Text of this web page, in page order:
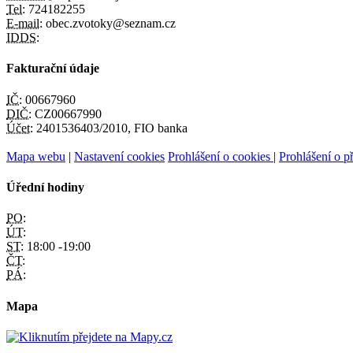
Tel: 724182255
E-mail: obec.zvotoky@seznam.cz
IDDS:
Fakturační údaje
IČ: 00667960
DIČ: CZ00667990
Účet: 2401536403/2010, FIO banka
Mapa webu | Nastavení cookies Prohlášení o cookies | Prohlášení o
Úřední hodiny
PO:
ÚT:
ST: 18:00 -19:00
ČT:
PÁ:
Mapa